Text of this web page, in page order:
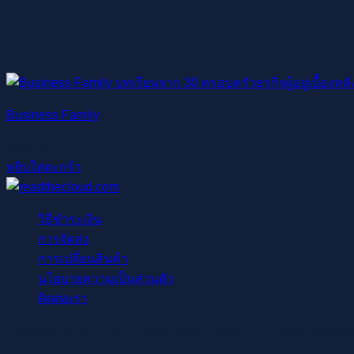
Business Family
หยิบใส่ตะกร้า
วิธีชำระเงิน
การจัดส่ง
การเปลี่ยนสินค้า
นโยบายความเป็นส่วนตัว
ติดต่อเรา